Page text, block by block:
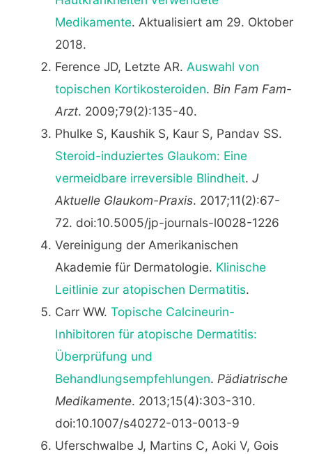
Medikamente. Aktualisiert am 29. Oktober
2018.
Ference JD, Letzte AR. Auswahl von
topischen Kortikosteroiden. Bin Fam Fam-
Arzt. 2009;79(2):135-40.
Phulke S, Kaushik S, Kaur S, Pandav SS.
Steroid-induziertes Glaukom: Eine
vermeidbare irreversible Blindheit. J
Aktuelle Glaukom-Praxis. 2017;11(2):67-
72. doi:10.5005/jp-journals-l0028-1226
Vereinigung der Amerikanischen
Akademie für Dermatologie. Klinische
Leitlinie zur atopischen Dermatitis.
Carr WW. Topische Calcineurin-
Inhibitoren für atopische Dermatitis:
Überprüfung und
Behandlungsempfehlungen. Pädiatrische
Medikamente. 2013;15(4):303-310.
doi:10.1007/s40272-013-0013-9
Uferschwalbe J, Martins C, Aoki V, Gois